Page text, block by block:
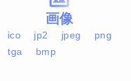
画像
ico jp2 jpeg
png
tga bmp